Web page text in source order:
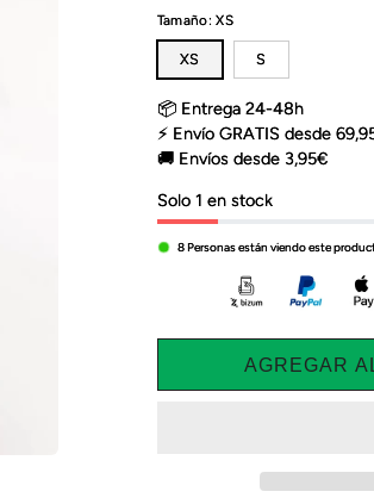
habitual
Tamaño:XS
XS S
📦 Entrega 24-48h
⚡ Envío GRATIS desde
🚚 Envíos desde 3,95€
Solo 1 en stock
8Personas están viendo este
AGREGAR